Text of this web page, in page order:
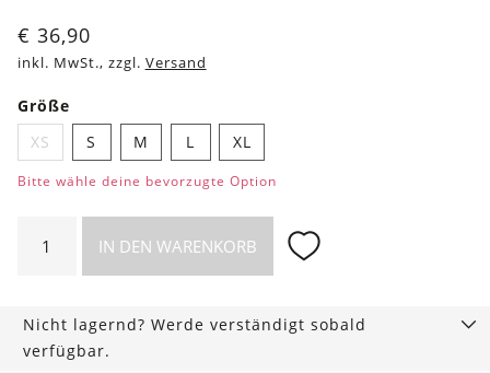
€ 36,90
inkl. MwSt., zzgl. Versand
Größe
XS
S M L XL
Bitte wähle deine bevorzugte Option
Strumpfhose
Premium
Light,
IN DEN WARENKORB
Nicht lagernd? Werde verständigt sobald
verfügbar.